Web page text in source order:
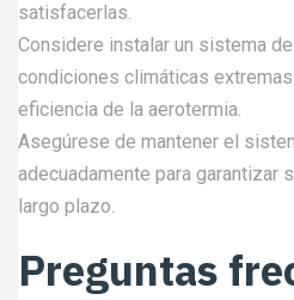
satisfacerlas.
Considere instalar un sistema
condiciones climáticas
eficiencia de la aerotermia.
Asegúrese de mantener el
adecuadamente para garantizar
largo plazo.
Preguntas